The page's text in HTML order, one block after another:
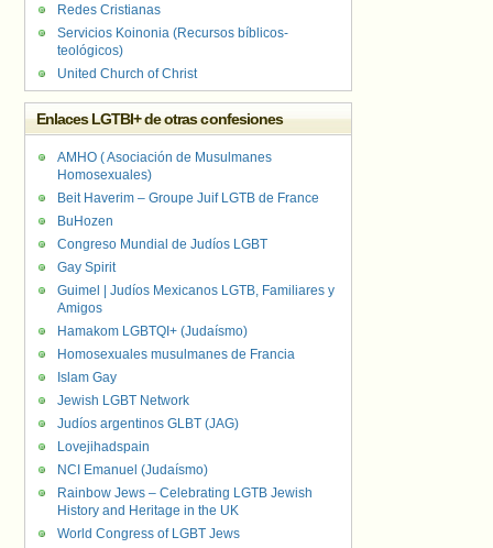
Redes Cristianas
Servicios Koinonia (Recursos bíblicos-
teológicos)
United Church of Christ
Enlaces LGTBI+ de otras confesiones
AMHO ( Asociación de Musulmanes
Homosexuales)
Beit Haverim – Groupe Juif LGTB de France
BuHozen
Congreso Mundial de Judíos LGBT
Gay Spirit
Guimel | Judíos Mexicanos LGTB, Familiares y
Amigos
Hamakom LGBTQI+ (Judaísmo)
Homosexuales musulmanes de Francia
Islam Gay
Jewish LGBT Network
Judíos argentinos GLBT (JAG)
Lovejihadspain
NCI Emanuel (Judaísmo)
Rainbow Jews – Celebrating LGTB Jewish
History and Heritage in the UK
World Congress of LGBT Jews